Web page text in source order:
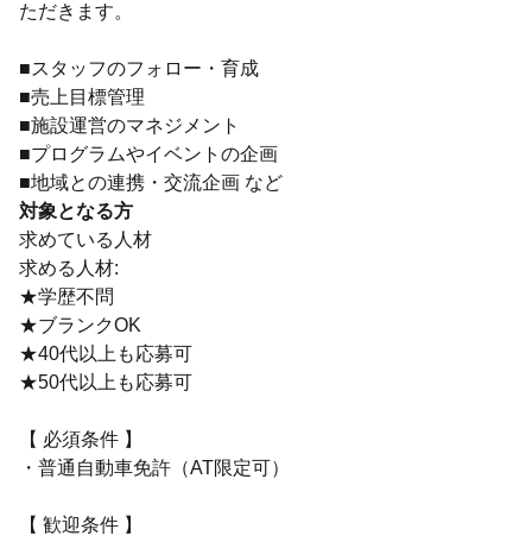
ただきます。
■スタッフのフォロー・育成
■売上目標管理
■施設運営のマネジメント
■プログラムやイベントの企画
■地域との連携・交流企画 など
対象となる方
求めている人材
求める人材:
★学歴不問
★ブランクOK
★40代以上も応募可
★50代以上も応募可
【 必須条件 】
・普通自動車免許（AT限定可）
【 歓迎条件 】